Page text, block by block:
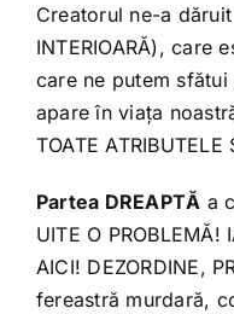
Creatorul ne-a dăruit
INTERIOARĂ), care
care ne putem sfătui
apare în viața
TOATE ATRIBUTELE
Partea DREAPTĂ a
UITE O PROBLEMĂ!
AICI! DEZORDINE,
fereastră murdară,